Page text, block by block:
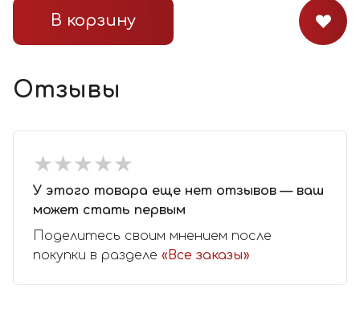
В корзину
Отзывы
★★★★★
★★★★★
У этого товара еще нет отзывов — ваш
может стать первым
Поделитесь своим мнением после
покупки в разделе «Все заказы»